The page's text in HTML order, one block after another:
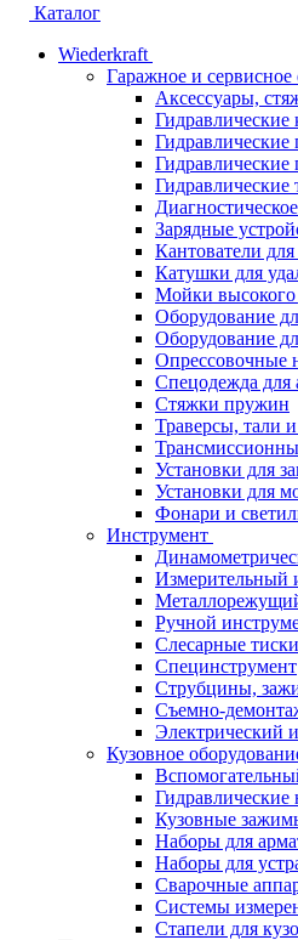
Каталог
Wiederkraft
Гаражное и сервисное
Аксессуары,
Гидравлические
Гидравлические
Гидравлические
Зарядные
Кантователи
Катушки для
Мойки высокого
Оборудование
Оборудование
Опрессовочные
Спецодежда для
Стяжки пружин
Траверсы, тали
Установки для
Установки для
Фонари и
Инструмент
Измерительный
Ручной
Слесарные тиски
Специнструмент
Струбцины,
Съемно-
Электрический
Кузовное
Кузовные
Наборы для
Наборы для
Сварочные
Системы
Стапели для